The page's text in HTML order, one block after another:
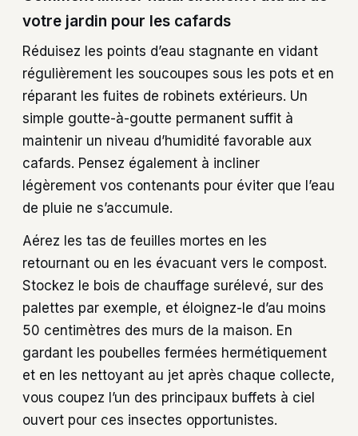
votre jardin pour les cafards
Réduisez les points d’eau stagnante en vidant
régulièrement les soucoupes sous les pots et en
réparant les fuites de robinets extérieurs. Un
simple goutte-à-goutte permanent suffit à
maintenir un niveau d’humidité favorable aux
cafards. Pensez également à incliner
légèrement vos contenants pour éviter que l’eau
de pluie ne s’accumule.
Aérez les tas de feuilles mortes en les
retournant ou en les évacuant vers le compost.
Stockez le bois de chauffage surélevé, sur des
palettes par exemple, et éloignez-le d’au moins
50 centimètres des murs de la maison. En
gardant les poubelles fermées hermétiquement
et en les nettoyant au jet après chaque collecte,
vous coupez l’un des principaux buffets à ciel
ouvert pour ces insectes opportunistes.